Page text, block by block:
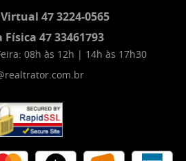
47 3224-0565
Física 47 33461793
08h às 12h | 14h às 17h30